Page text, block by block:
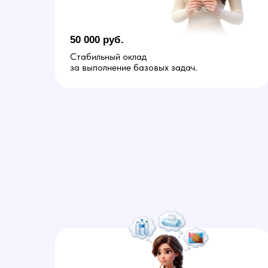
50 000 руб.
Стабильный оклад
за выполнение базовых задач.